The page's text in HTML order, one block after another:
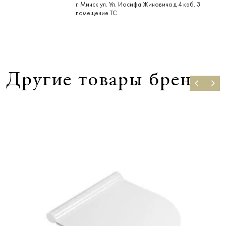
г. Минск ул. Ул. Иосифа Жиновича д 4 каб. 3
помещение ТС
Другие товары бренда